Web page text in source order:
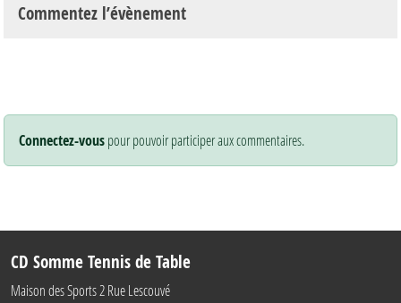
Commentez l’évènement
Connectez-vouspour pouvoir participer aux commentaires.
CD Somme Tennis de Table
Maison des Sports 2 Rue Lescouvé